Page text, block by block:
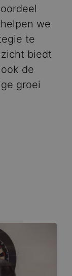
we
te
biedt
de
groei